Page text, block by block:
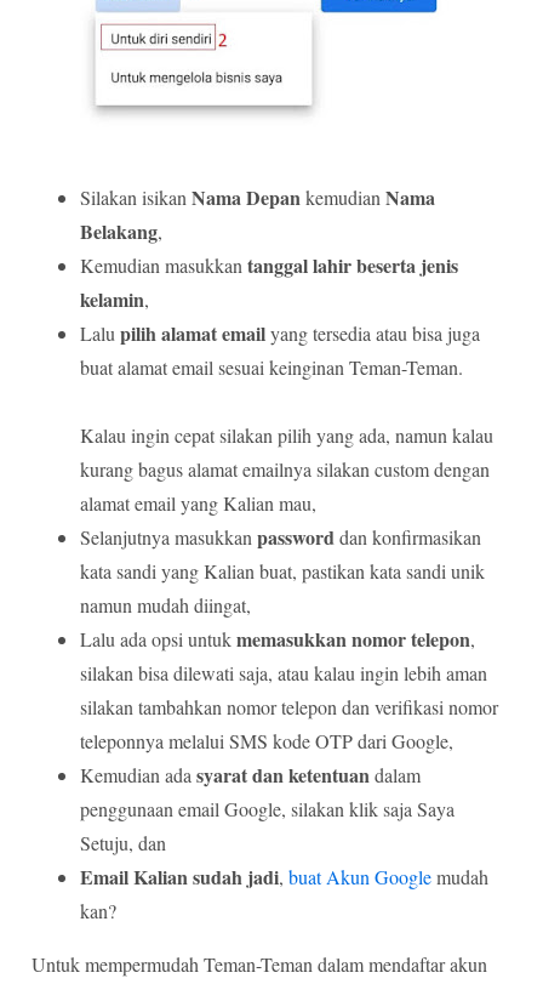
Silakan isikanNama DepankemudianNama
Belakang,
Kemudian masukkantanggal lahir beserta jenis
kelamin,
Lalupilih alamat emailyang tersedia atau bisa juga
buat alamat email sesuai keinginan Teman-Teman.
Kalau ingin cepat silakan pilih yang ada, namun kalau
kurang bagus alamat emailnya silakan custom dengan
alamat email yang Kalian mau,
Selanjutnya masukkanpassworddan konfirmasikan
kata sandi yang Kalian buat, pastikan kata sandi unik
namun mudah diingat,
Lalu ada opsi untukmemasukkan nomor telepon,
silakan bisa dilewati saja, atau kalau ingin lebih aman
silakan tambahkan nomor telepon dan verifikasi nomor
teleponnya melalui SMS kode OTP dari Google,
Kemudian adasyarat dan ketentuandalam
penggunaan email Google, silakan klik saja Saya
Setuju, dan
Email Kalian sudah jadi,buat Akun Googlemudah
kan?
Untuk mempermudah Teman-Teman dalam mendaftar akun